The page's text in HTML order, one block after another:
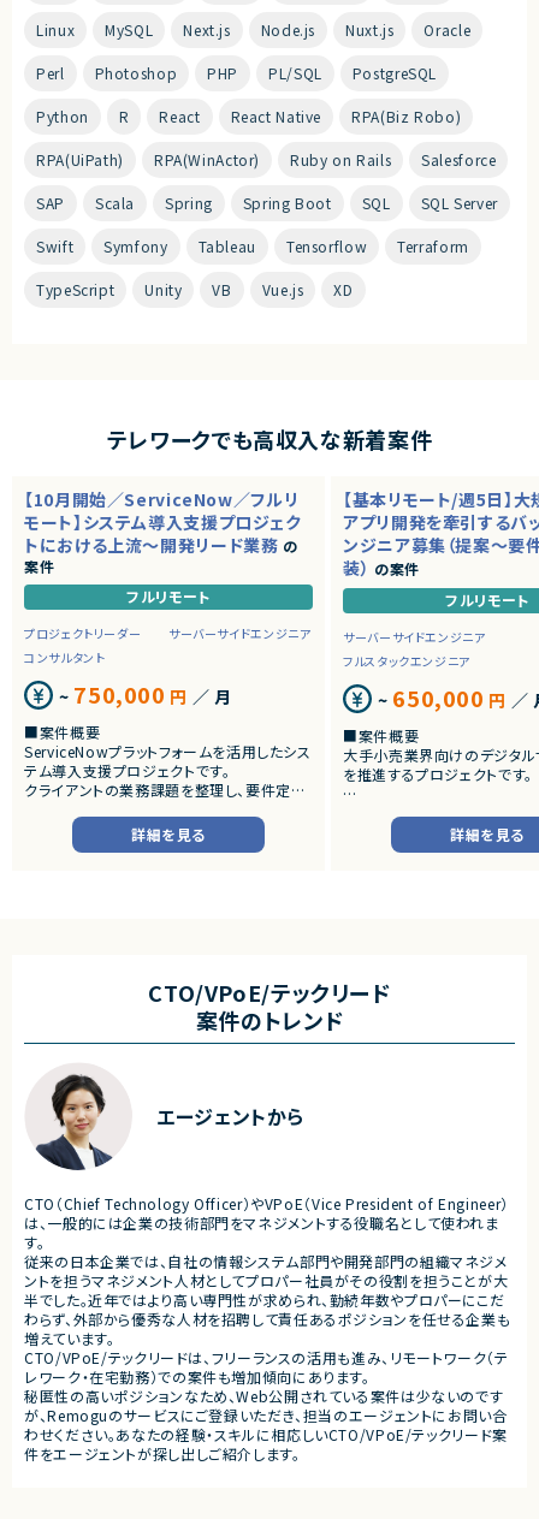
Linux MySQL Next.js Node.js Nuxt.js Oracle
Perl Photoshop PHP PL/SQL PostgreSQL
Python R React React Native RPA(Biz Robo)
RPA(UiPath) RPA(WinActor) Ruby on Rails Salesforce
SAP Scala Spring Spring Boot SQL SQL Server
Swift Symfony Tableau Tensorflow Terraform
TypeScript Unity VB Vue.js XD
テレワークでも高収入な新着案件
【10月開始／ServiceNow／フルリ
モート】システム導入支援プロジェク
トにおける上流～開発リード業務 の
案件
フルリモート
プロジェクトリーダー
サーバーサイドエンジニア
コンサルタント
~ 750,000 円 ／ 月
■案件概要
ServiceNowプラットフォームを活用したシス
テム導入支援プロジェクトです。
クライアントの業務課題を整理し、要件定義
だきます。
・詳細設計書、テスト仕様書等のドキュメント
・成果物レビューおよび品質管理
・開発メンバーへの技術支援、進捗管理
■体制
・少人数体制でのプロジェクト推進
・クライアントおよび開発メンバーとのコミュ
ニケーションあり
■募集背景
プロジェクト拡大に伴う増員募集
詳細を見る
【基本リモート/週5日】
アプリ開発を牽引するバ
ンジニア募集（提案～要
装） の案件
フルリモート
サーバーサイドエンジニア
フルスタックエンジニア
~ 650,000 円 ／
■案件概要
大手小売業界向けのデジタ
を推進するプロジェクトです。
■プロダクトやサービスの概
・店舗向けスマホアプリおよ
システムの継続的なエンハ
・要件整理および要件定義支
・バックエンドシステムの設計
・リリース対応および品質向
■担当工程
・要件定義
・基本設計
・詳細設計
・実装
・テスト
・リリース対応
■その他補足
・複数ベンダーによる混成チ
・全体約100名規模の大型プ
詳細を見る
CTO/VPoE/テックリード
案件のトレンド
エージェントから
CTO（Chief Technology Officer）やVPoE（Vice President of Engineer）
は、一般的には企業の技術部門をマネジメントする役職名として使われま
す。
従来の日本企業では、自社の情報システム部門や開発部門の組織マネジメ
ントを担うマネジメント人材としてプロパー社員がその役割を担うことが大
半でした。近年ではより高い専門性が求められ、勤続年数やプロパーにこだ
わらず、外部から優秀な人材を招聘して責任あるポジションを任せる企業も
増えています。
CTO/VPoE/テックリードは、フリーランスの活用も進み、リモートワーク（テ
レワーク・在宅勤務）での案件も増加傾向にあります。
秘匿性の高いポジションなため、Web公開されている案件は少ないのです
が、Remoguのサービスにご登録いただき、担当のエージェントにお問い合
わせください。あなたの経験・スキルに相応しいCTO/VPoE/テックリード案
件をエージェントが探し出しご紹介します。